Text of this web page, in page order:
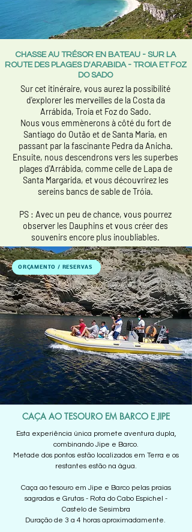
CHASSE AU TRÉSOR EN BATEAU - SUR LA
ROUTE DES PLAGES D'ARABIDA - TROIA ET FOZ
DO SADO
Sur cet itinéraire, vous aurez la possibilité
d'explorer les merveilles de la Costa da
Arrábida, Troia et Foz do Sado.
Nous vous emmènerons à côté du fort de
Santiago do Outão et de Santa Maria, en
passant par la fascinante Pedra da Anicha.
Ensuite, nous descendrons vers les superbes
plages d'Arrábida, comme celle de Lapa de
Santa Margarida, et vous découvrirez les
sereins bancs de sable de Tróia.
PS : Avec un peu de chance, vous pourrez
observer les Dauphins et vous créer des
souvenirs encore plus inoubliables.
ORÇAMENTO / RESERVAS
CAÇA AO TESOURO EM BARCO E JIPE
Esta experiência única promete aventura dupla,
combinando Jipe e Barco.
Metade dos pontos estão localizados em Terra e os
restantes estão na água.
Caça ao tesouro em Jipe e Barco pelas praias
sagradas e Grutas - Rota do Cabo Espichel -
Castelo de Sesimbra
Duração de 3 a 4 horas aproximadamente.